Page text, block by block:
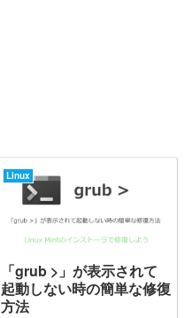
Linux
「grub >」が表示されて
起動しない時の簡単な修復
方法